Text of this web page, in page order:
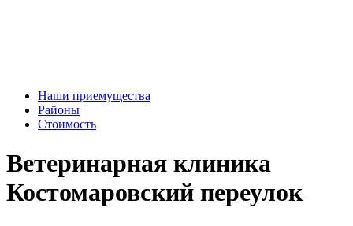
Наши приемущества
Районы
Стоимость
Ветеринарная клиника
Костомаровский переулок